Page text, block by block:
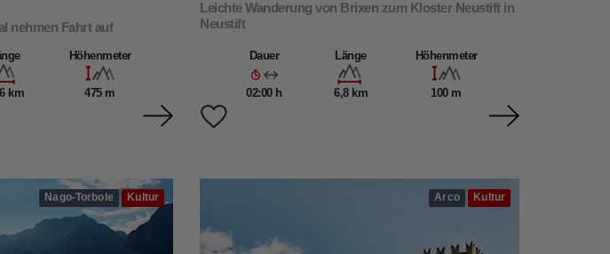
nehmen Fahrt auf
km
Höhenmeter
475 m
Leichte Wanderung von Brixen zum Kloster Neustift in
Neustift
Dauer
02:00 h
Länge
6,8 km
Höhenmeter
100 m
Nago-Torbole Kultur Arco Kultur